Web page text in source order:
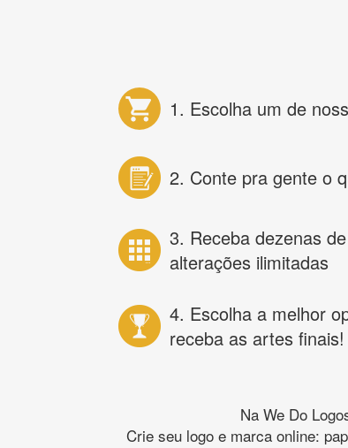
1. Escolha um de
2. Conte pra gente o
3. Receba dezenas
alterações ilimitadas
4. Escolha a melhor
receba as artes finais!
Na We Do
Crie seu logo e marca online: